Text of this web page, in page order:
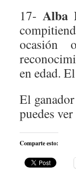
17- Alba
ocasión
en edad.
El
puedes
Comparte esto: